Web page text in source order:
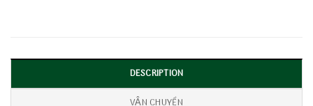
DESCRIPTION
VẬN CHUYỂN